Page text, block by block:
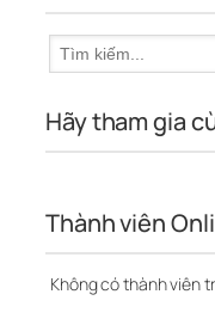
Hãy tham gia
Thành viên
Không có thành viên